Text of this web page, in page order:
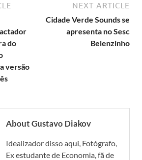
do
versão
NEXT ARTICLE
Cidade Verde Sounds se
apresenta no Sesc
Belenzinho
About Gustavo Diakov
Idealizador disso aqui, Fotógrafo,
Ex estudante de Economia, fã de